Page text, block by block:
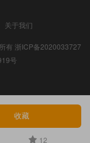
收藏
12
关于我们
有 浙ICP备2020033727
号